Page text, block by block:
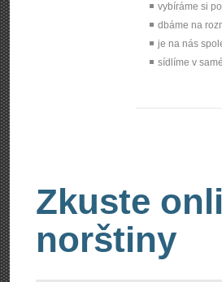
vybíráme si
dbáme na
je na nás
sídlíme v
Zkuste
norštiny